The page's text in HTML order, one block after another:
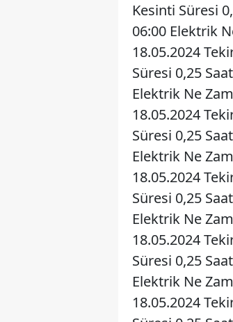
Kesinti Süresi
06:00 Elektrik
18.05.2024
Süresi 0,25
Elektrik Ne
18.05.2024
Süresi 0,25
Elektrik Ne
18.05.2024
Süresi 0,25
Elektrik Ne
18.05.2024
Süresi 0,25
Elektrik Ne
18.05.2024